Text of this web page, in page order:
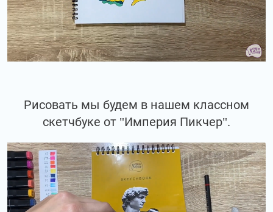
Рисовать мы будем в нашем классном
скетчбуке от "Империя Пикчер".